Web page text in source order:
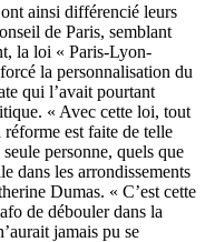
ainsi différencié leurs
de Paris, semblant
la loi « Paris-Lyon-
la personnalisation du
qui l’avait pourtant
« Avec cette loi, tout
est faite de telle
personne, quels que
dans les arrondissements
Dumas. « C’est cette
de débouler dans la
jamais pu se